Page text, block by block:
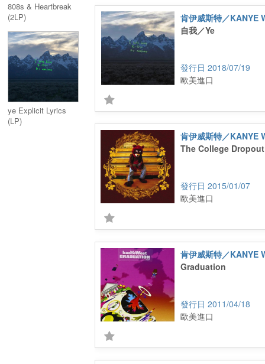
808s & Heartbreak
(2LP)
ye Explicit Lyrics
(LP)
肯伊威斯特／KANYE
自我／Ye
2018/07/19
歐美進口
肯伊威斯特／KANYE
The College Dropout
2015/01/07
歐美進口
肯伊威斯特／KANYE
Graduation
2011/04/18
歐美進口